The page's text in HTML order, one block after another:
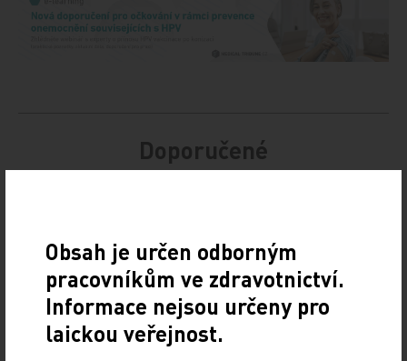
Doporučené
10. 3. 2025
19. světový kongres Controversies in Neurology (CONy)
se bude konat v termínu 20.–22. března 2025 v Praze.
Vystavování ePoukazů
Obsah je určen odborným
pracovníkům ve zdravotnictví.
Informace nejsou určeny pro
laickou veřejnost.